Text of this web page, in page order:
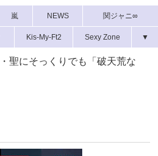
嵐 NEWS 関ジャニ∞
Kis-My-Ft2 Sexy Zone ▼
聖にそっくりでも「破天荒な